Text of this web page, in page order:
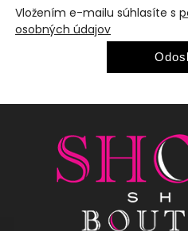
Vložením e-mailu súhlasíte s
osobných údajov